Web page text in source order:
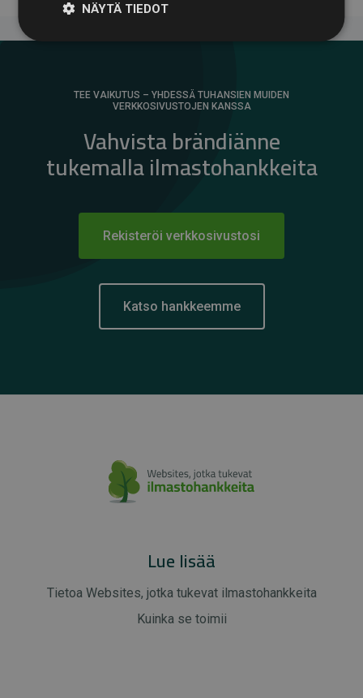
TEE VAIKUTUS – YHDESSÄ TUHANSIEN MUIDEN
VERKKOSIVUSTOJEN KANSSA
Vahvista brändiänne
tukemalla ilmastohankkeita
Rekisteröi verkkosivustosi
Katso hankkeemme
Lue lisää
Tietoa Websites, jotka tukevat ilmastohankkeita
Kuinka se toimii
NÄYTÄ TIEDOT